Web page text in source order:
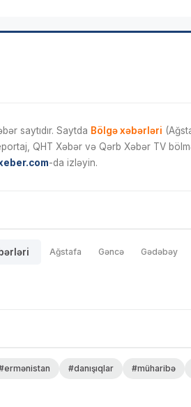
saytıdır. Saytda Bölgə xəbərləri
QHT Xəbər və Qərb Xəbər TV
-da izləyin.
Ağstafa Gəncə Gədəbəy
#danışıqlar #müharibə